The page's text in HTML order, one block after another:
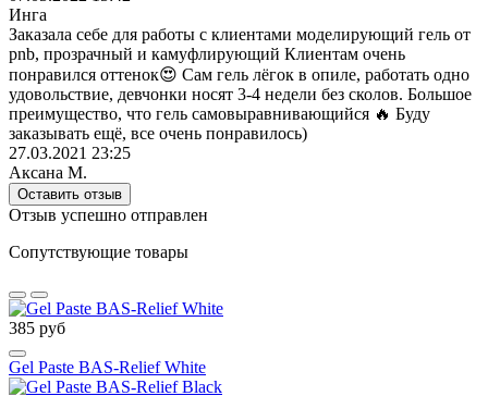
Инга
Заказала себе для работы с клиентами моделирующий гель от
pnb, прозрачный и камуфлирующий Клиентам очень
понравился оттенок😍 Сам гель лёгок в опиле, работать одно
удовольствие, девчонки носят 3-4 недели без сколов. Большое
преимущество, что гель самовыравнивающийся 🔥 Буду
заказывать ещё, все очень понравилось)
27.03.2021 23:25
Аксана М.
Оставить отзыв
Отзыв успешно отправлен
Сопутствующие товары
385 руб
Gel Paste BAS-Relief White